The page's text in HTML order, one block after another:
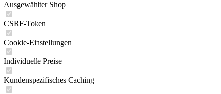
Ausgewählter Shop
CSRF-Token
Cookie-Einstellungen
Individuelle Preise
Kundenspezifisches Caching